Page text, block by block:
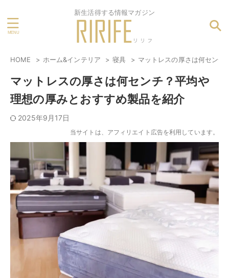
新生活得する情報マガジン
HOME ホーム&インテリア 寝具 マットレスの厚さは何センチ
マットレスの厚さは何センチ？平均や
理想の厚みとおすすめ製品を紹介
2025年9月17日
当サイトは、アフィリエイト広告を利用しています。